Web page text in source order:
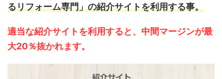
るリフォーム専門」の紹介サイトを利用する事。
適当な紹介サイトを利用すると、中間マージンが最
大20％抜かれます。